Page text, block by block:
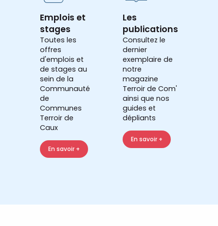
Emplois et
stages
Toutes les
offres
d'emplois et
de stages au
sein de la
Communauté
de
Communes
Terroir de
Caux
En savoir +
Les
publications
Consultez le
dernier
exemplaire de
notre
magazine
Terroir de Com'
ainsi que nos
guides et
dépliants
En savoir +